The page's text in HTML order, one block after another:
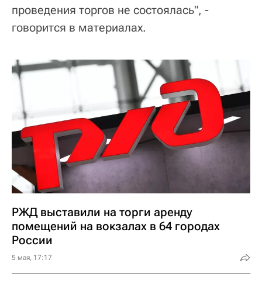
проведения торгов не состоялась", -
говорится в материалах.
РЖД выставили на торги аренду
помещений на вокзалах в 64 городах
России
5 мая, 17:17